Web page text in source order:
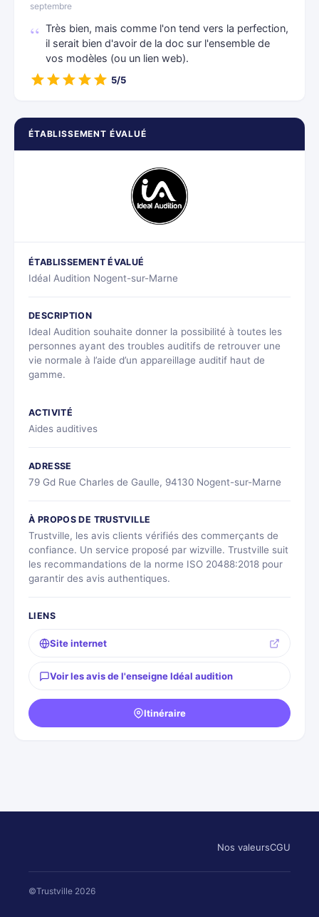
ÉTABLISSEMENT ÉVALUÉ
ÉTABLISSEMENT ÉVALUÉ
Idéal Audition Nogent-sur-Marne
DESCRIPTION
Ideal Audition souhaite donner la possibilité à toutes les
personnes ayant des troubles auditifs de retrouver une
vie normale à l’aide d’un appareillage auditif haut de
gamme.
ACTIVITÉ
Aides auditives
ADRESSE
79 Gd Rue Charles de Gaulle, 94130 Nogent-sur-Marne
À PROPOS DE TRUSTVILLE
Trustville, les avis clients vérifiés des commerçants de
confiance. Un service proposé par wizville. Trustville suit
les recommandations de la norme ISO 20488:2018 pour
garantir des avis authentiques.
LIENS
Site internet
Voir les avis de l'enseigne Idéal audition
Itinéraire
septembre
Très bien, mais comme l'on tend vers la perfection,
il serait bien d'avoir de la doc sur l'ensemble de
vos modèles (ou un lien web).
5/5
Nos valeursCGU
©Trustville 2026